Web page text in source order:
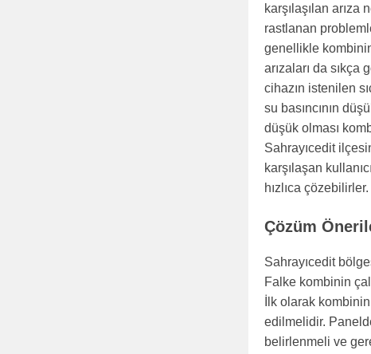
karşılaşılan
rastlanan
genellikle
arızaları da sıkça
cihazın istenilen
su basıncının
düşük olması
Sahrayıcedit
karşılaşan
hızlıca çözebilirler.
Çözüm
Sahrayıcedit
Falke kombinin
İlk olarak
edilmelidir.
belirlenmeli ve